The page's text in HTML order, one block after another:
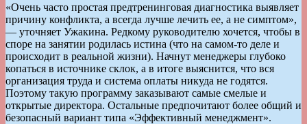
«Очень часто простая предтренинговая диагностика выявляет
причину конфликта, а всегда лучше лечить ее, а не симптом»,
— уточняет Ужакина. Редкому руководителю хочется, чтобы в
споре на занятии родилась истина (что на самом-то деле и
происходит в реальной жизни). Начнут менеджеры глубоко
копаться в источнике склок, а в итоге выяснится, что вся
организация труда и система оплаты никуда не годятся.
Поэтому такую программу заказывают самые смелые и
открытые директора. Остальные предпочитают более общий и
безопасный вариант типа «Эффективный менеджмент».